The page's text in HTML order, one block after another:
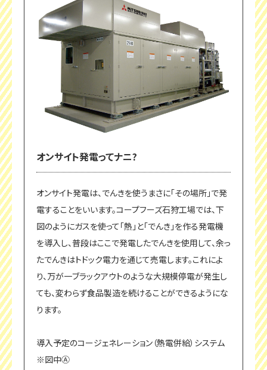
オンサイト発電ってナニ?
オンサイト発電は、でんきを使うまさに「その場所」で発
電することをいいます。コープフーズ石狩工場では、下
図のようにガスを使って「熱」と「でんき」を作る発電機
を導入し、普段はここで発電したでんきを使用して、余っ
たでんきはトドック電力を通じて売電します。これによ
り、万が一ブラックアウトのような大規模停電が発生し
ても、変わらず食品製造を続けることができるようにな
ります。
導入予定のコージェネレーション（熱電併給）システム
※図中Ⓐ